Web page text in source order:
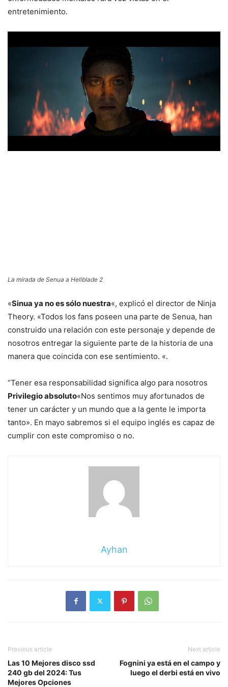
entretenimiento.
La mirada de Senua a Hellblade 2
«Sinua ya no es sólo nuestra«, explicó el director de Ninja
Theory. «Todos los fans poseen una parte de Senua, han
construido una relación con este personaje y depende de
nosotros entregar la siguiente parte de la historia de una
manera que coincida con ese sentimiento. «.
“Tener esa responsabilidad significa algo para nosotros
Privilegio absoluto«Nos sentimos muy afortunados de
tener un carácter y un mundo que a la gente le importa
tanto». En mayo sabremos si el equipo inglés es capaz de
cumplir con este compromiso o no.
Ayhan
Previous article
Las 10 Mejores disco ssd
240 gb del 2024: Tus
Mejores Opciones
Next article
Fognini ya está en el campo y
luego el derbi está en vivo